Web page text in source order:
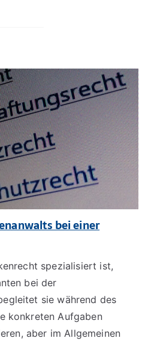
bei einer
spezialisiert ist,
bei der
sie während des
konkreten Aufgaben
aber im Allgemeinen